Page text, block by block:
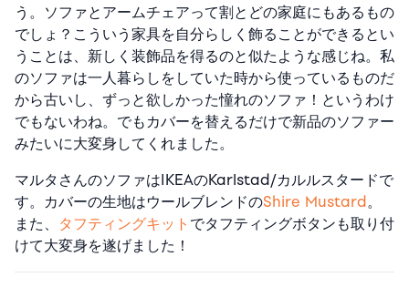
う。ソファとアームチェアって割とどの家庭にもあるもの
でしょ？こういう家具を自分らしく飾ることができるとい
うことは、新しく装飾品を得るのと似たような感じね。私
のソファは一人暮らしをしていた時から使っているものだ
から古いし、ずっと欲しかった憧れのソファ！というわけ
でもないわね。でもカバーを替えるだけで新品のソファー
みたいに大変身してくれました。
マルタさんのソファはIKEAのKarlstad/カルルスタードで
す。カバーの生地はウールブレンドのShire Mustard 。
また、
タフティングキット でタフティングボタンも取り付
けて大変身を遂げました！